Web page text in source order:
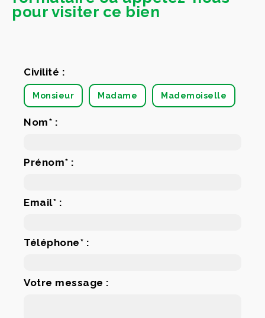
pour visiter ce bien
Civilité :
Monsieur Madame Mademoiselle
Nom* :
Prénom* :
Email* :
Téléphone* :
Votre message :